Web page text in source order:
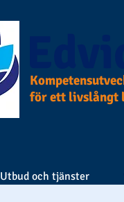
för ett livslångt
Utbud och tjänster